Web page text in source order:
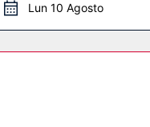
24 horas, un servicio de
Lun 10 Agosto